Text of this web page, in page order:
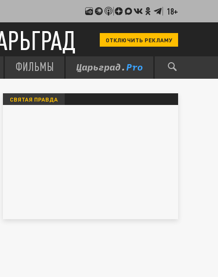
18+
ОТКЛЮЧИТЬ РЕКЛАМУ
ФИЛЬМЫ
СВЯТАЯ ПРАВДА